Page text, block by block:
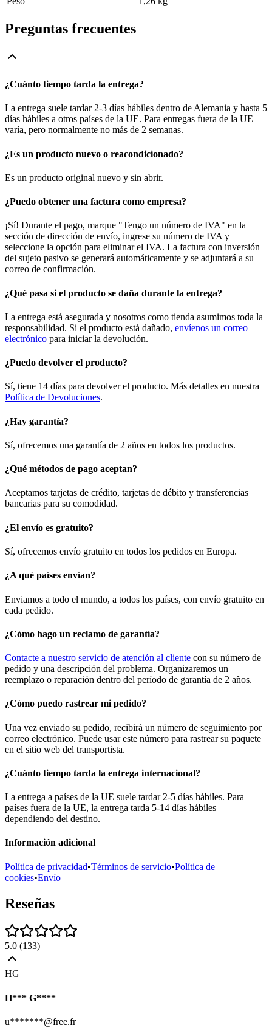
Preguntas frecuentes
¿Cuánto tiempo tarda la entrega?
La entrega suele tardar 2-3 días hábiles dentro de Alemania y hasta 5
días hábiles a otros países de la UE. Para entregas fuera de la UE
varía, pero normalmente no más de 2 semanas.
¿Es un producto nuevo o reacondicionado?
Es un producto original nuevo y sin abrir.
¿Puedo obtener una factura como empresa?
¡Sí! Durante el pago, marque "Tengo un número de IVA" en la
sección de dirección de envío, ingrese su número de IVA y
seleccione la opción para eliminar el IVA. La factura con inversión
del sujeto pasivo se generará automáticamente y se adjuntará a su
correo de confirmación.
¿Qué pasa si el producto se daña durante la entrega?
La entrega está asegurada y nosotros como tienda asumimos toda la
responsabilidad. Si el producto está dañado, envíenos un correo
electrónico para iniciar la devolución.
¿Puedo devolver el producto?
Sí, tiene 14 días para devolver el producto. Más detalles en nuestra
Política de Devoluciones.
¿Hay garantía?
Sí, ofrecemos una garantía de 2 años en todos los productos.
¿Qué métodos de pago aceptan?
Aceptamos tarjetas de crédito, tarjetas de débito y transferencias
bancarias para su comodidad.
¿El envío es gratuito?
Sí, ofrecemos envío gratuito en todos los pedidos en Europa.
¿A qué países envían?
Enviamos a todo el mundo, a todos los países, con envío gratuito en
cada pedido.
¿Cómo hago un reclamo de garantía?
Contacte a nuestro servicio de atención al cliente con su número de
pedido y una descripción del problema. Organizaremos un
reemplazo o reparación dentro del período de garantía de 2 años.
¿Cómo puedo rastrear mi pedido?
Una vez enviado su pedido, recibirá un número de seguimiento por
correo electrónico. Puede usar este número para rastrear su paquete
en el sitio web del transportista.
¿Cuánto tiempo tarda la entrega internacional?
La entrega a países de la UE suele tardar 2-5 días hábiles. Para
países fuera de la UE, la entrega tarda 5-14 días hábiles
dependiendo del destino.
Información adicional
Política de privacidad•Términos de servicio•Política de
cookies•Envío
Reseñas
5.0 (133)
HG
H*** G****
u*******@free.fr